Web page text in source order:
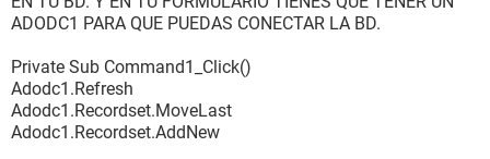
ADODC1 PARA QUE PUEDAS CONECTAR LA BD.
Private Sub Command1_Click()
Adodc1.Refresh
Adodc1.Recordset.MoveLast
Adodc1.Recordset.AddNew